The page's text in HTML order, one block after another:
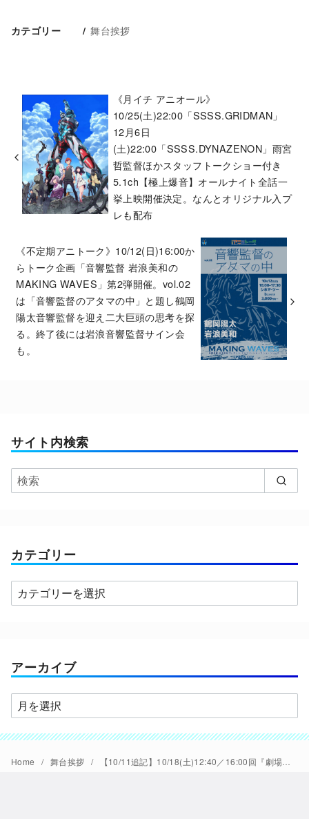
カテゴリー 舞台挨拶
《月イチ アニオール》
10/25(土)22:00「SSSS.GRIDMAN」
12月6日
(土)22:00「SSSS.DYNAZENON」雨宮
哲監督ほかスタッフトークショー付き
5.1ch【極上爆音】オールナイト全話一
挙上映開催決定。なんとオリジナル入プ
レも配布
《不定期アニトーク》10/12(日)16:00か
らトーク企画「音響監督 岩浪美和の
MAKING WAVES」第2弾開催。vol.02
は「音響監督のアタマの中」と題し鶴岡
陽太音響監督を迎え二大巨頭の思考を探
る。終了後には岩浪音響監督サイン会
も。
サイト内検索
カテゴリー
カ
テ
ー
アーカイブ
ア
ー
カ
イ
Home 舞台挨拶 【10/11追記】10/18(土)12:40／16:00回『劇場版総集編 ガールズバンドクライ 【前編】 青春狂走曲』公開記念舞台挨拶が開催決定。理名(井芹仁菜役)、夕莉(河原木桃香役)登壇予定。